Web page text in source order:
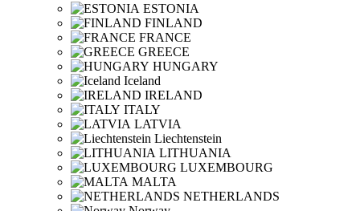
ESTONIA
FINLAND
FRANCE
GREECE
HUNGARY
Iceland
IRELAND
ITALY
LATVIA
Liechtenstein
LITHUANIA
LUXEMBOURG
MALTA
NETHERLANDS